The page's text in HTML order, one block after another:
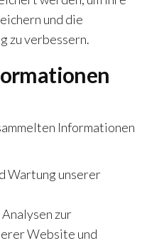
und die
zu verbessern.
Informationen
Wartung unserer
zur
Website und